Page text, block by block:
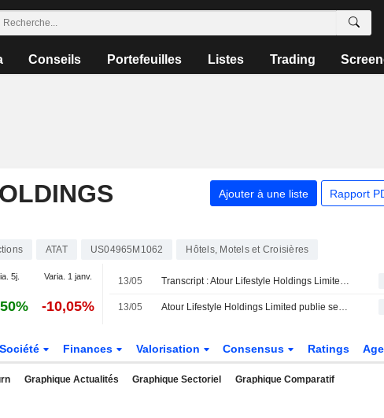
Conseils Portefeuilles Listes Trading
Ajouter à une liste Rapport
ATAT US04965M1062 Hôtels, Motels et Croisières
5j. Varia. 1 janv.
-10,05%
13/05 Transcript : Atour Lifestyle Holdings Limited, Q1 2026 Earnings Call, May 13, 2026
13/05 Atour Lifestyle Holdings Limited publie ses résultats pour le premier trimestre clos le 31 mars 2026
Société Finances Valorisation Consensus Ratings
Graphique Actualités Graphique Sectoriel Graphique Comparatif